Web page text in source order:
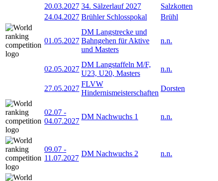
20.03.2027 34. Sälzerlauf 2027
Salzkotten
24.04.2027 Brühler Schlosspokal Brühl
01.05.2027
DM Langstrecke und
Bahngehen für Aktive
und Masters
n.n.
02.05.2027
DM Langstaffeln M/F,
U23, U20, Masters
n.n.
27.05.2027
FLVW
Hindernismeisterschaften
Dorsten
02.07 -
04.07.2027
DM Nachwuchs 1 n.n.
09.07 -
11.07.2027
DM Nachwuchs 2 n.n.